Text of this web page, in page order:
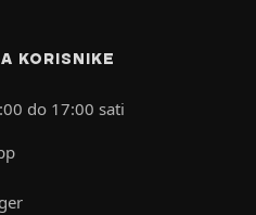
KORISNIKE
do 17:00 sati